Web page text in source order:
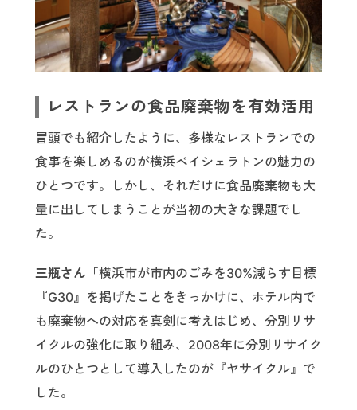
レストランの食品廃棄物を有効活用
冒頭でも紹介したように、多様なレストランでの
食事を楽しめるのが横浜ベイシェラトンの魅力の
ひとつです。しかし、それだけに食品廃棄物も大
量に出してしまうことが当初の大きな課題でし
た。
三瓶さん 「横浜市が市内のごみを30%減らす目標
『G30』を掲げたことをきっかけに、ホテル内で
も廃棄物への対応を真剣に考えはじめ、分別リサ
イクルの強化に取り組み、2008年に分別リサイク
ルのひとつとして導入したのが『ヤサイクル』で
した。